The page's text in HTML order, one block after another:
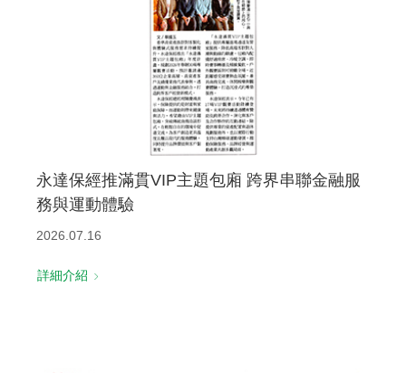
永達保經推滿貫VIP主題包廂 跨界串聯金融服
務與運動體驗
2026.07.16
詳細介紹